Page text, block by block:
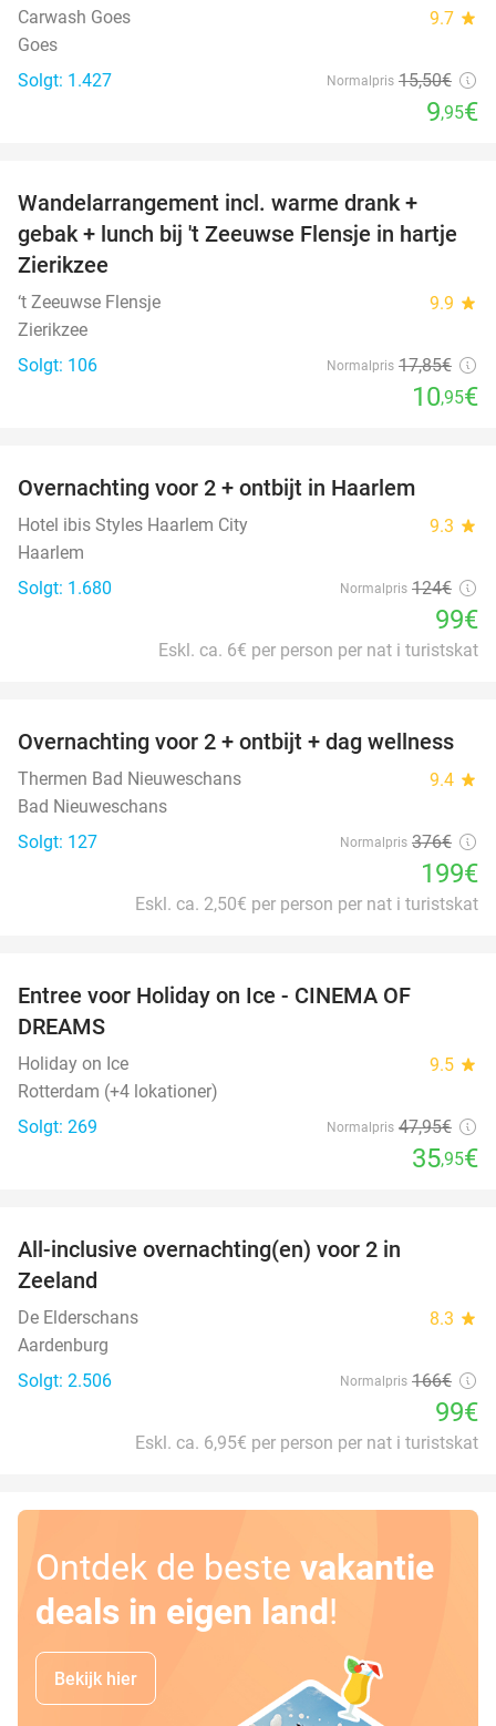
Carwash Goes 9.7 star
Goes
Solgt: 1.427
Normalpris 15,50€
9,95€
Wandelarrangement incl. warme drank +
gebak + lunch bij 't Zeeuwse Flensje in hartje
Zierikzee
‘t Zeeuwse Flensje 9.9 star
Zierikzee
Solgt: 106
Normalpris 17,85€
10,95€
Overnachting voor 2 + ontbijt in Haarlem
Hotel ibis Styles Haarlem City 9.3 star
Haarlem
Solgt: 1.680
Normalpris 124€
99€
Eskl. ca. 6€ per person per nat i turistskat
47%
Overnachting voor 2 + ontbijt + dag wellness
Thermen Bad Nieuweschans 9.4 star
Bad Nieuweschans
Solgt: 127
Normalpris 376€
199€
Eskl. ca. 2,50€ per person per nat i turistskat
Entree voor Holiday on Ice - CINEMA OF
DREAMS
Holiday on Ice 9.5 star
Rotterdam (+4 lokationer)
Solgt: 269
Normalpris 47,95€
35,95€
All-inclusive overnachting(en) voor 2 in
Zeeland
De Elderschans 8.3 star
Aardenburg
Solgt: 2.506
Normalpris 166€
99€
Eskl. ca. 6,95€ per person per nat i turistskat
Ontdek de beste vakantie
deals in eigen land!
Bekijk hier